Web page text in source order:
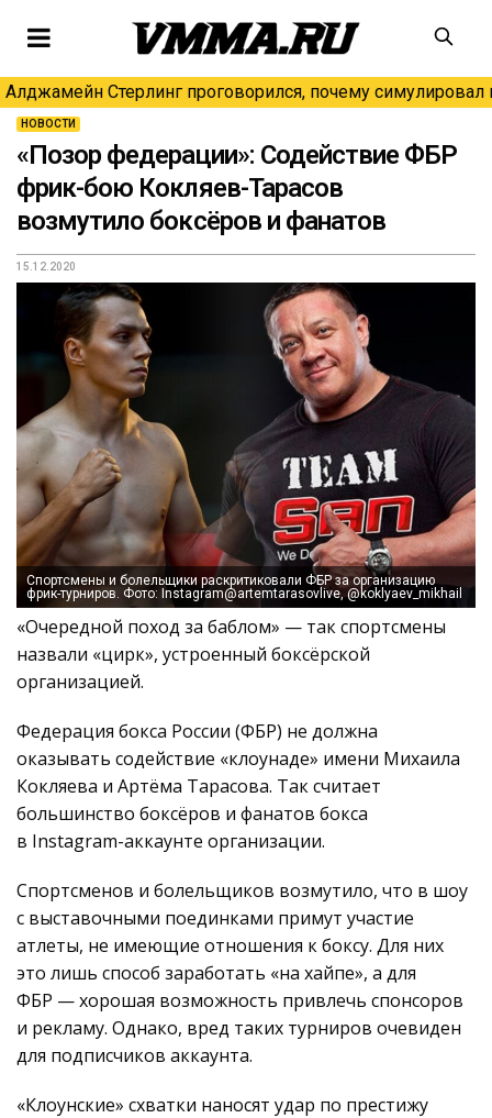
Алджамейн Стерлинг проговорился, почему симулировал
НОВОСТИ
«Позор федерации»: Содействие ФБР
фрик-бою Кокляев-Тарасов
возмутило боксёров и фанатов
15.12.2020
Спортсмены и болельщики раскритиковали ФБР за организацию
фрик-турниров. Фото: Instagram@artemtarasovlive, @koklyaev_mikhail
«Очередной поход за баблом» — так спортсмены
назвали «цирк», устроенный боксёрской
организацией.
Федерация бокса России (ФБР) не должна
оказывать содействие «клоунаде» имени Михаила
Кокляева и Артёма Тарасова. Так считает
большинство боксёров и фанатов бокса
в Instagram-аккаунте организации.
Спортсменов и болельщиков возмутило, что в шоу
с выставочными поединками примут участие
атлеты, не имеющие отношения к боксу. Для них
это лишь способ заработать «на хайпе», а для
ФБР — хорошая возможность привлечь спонсоров
и рекламу. Однако, вред таких турниров очевиден
для подписчиков аккаунта.
«Клоунские» схватки наносят удар по престижу